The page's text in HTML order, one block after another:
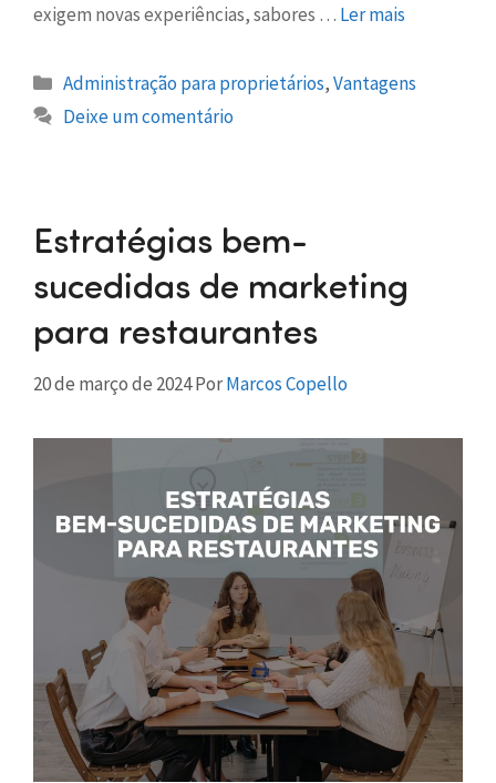
exigem novas experiências, sabores … Ler mais
Administração para proprietários,Vantagens
Deixe um comentário
Estratégias bem-
sucedidas de marketing
para restaurantes
20 de março de 2024PorMarcos Copello